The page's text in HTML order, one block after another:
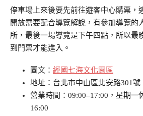
停車場上來後要先前往遊客中心購票，
開放需要配合導覽解說，有參加導覽的
所，最後一場導覽是下午四點，所以最
到門票才能進入。
圖文： 經國七海文化園區
地址：台北市中山區北安路301號
營業時間：09:00–17:00，星期一
16:00